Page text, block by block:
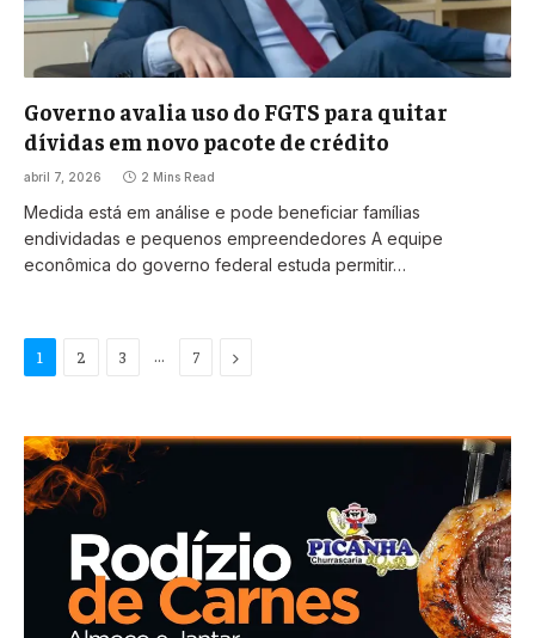
Governo avalia uso do FGTS para quitar
dívidas em novo pacote de crédito
abril 7, 2026 2 Mins Read
Medida está em análise e pode beneficiar famílias
endividadas e pequenos empreendedores A equipe
econômica do governo federal estuda permitir…
1 2 3 … 7 Next